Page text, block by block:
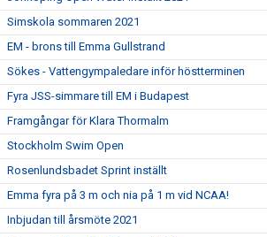
Simskola sommaren 2021
EM - brons till Emma Gullstrand
Sökes - Vattengympaledare inför höstterminen
Fyra JSS-simmare till EM i Budapest
Framgångar för Klara Thormalm
Stockholm Swim Open
Rosenlundsbadet Sprint inställt
Emma fyra på 3 m och nia på 1 m vid NCAA!
Inbjudan till årsmöte 2021